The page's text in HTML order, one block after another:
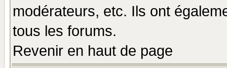
modérateurs, etc. Ils ont
tous les forums.
Revenir en haut de page